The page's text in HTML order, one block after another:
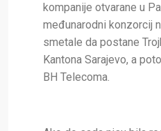
kompanije otvarane u
međunarodni konzorcij
smetale da postane
Kantona Sarajevo, a
BH Telecoma.